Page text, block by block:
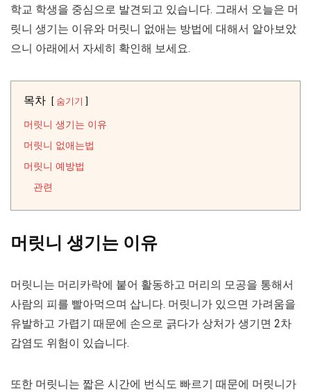
학교 학생을 중심으로 발견되고 있습니다. 그래서 오늘은 머
릿니 생기는 이유와 머릿니 없애는 방법에 대해서 알아보았
으니 아래에서 자세히 확인해 보세요.
목차 숨기기
머릿니 생기는 이유
머릿니 없애는법
머릿니 예방법
관련
머릿니 생기는 이유
머릿니는 머리카락에 붙어 활동하고 머리의 모공을 통해서
사람의 피를 빨아먹으며 삽니다. 머릿니가 있으면 가려움을
유발하고 가렵기 때문에 손으로 긁다가 상처가 생기면 2차
감염도 위험이 있습니다.
또한 머릿니는 짧은 시간에 번식도 빠르기 때문에 머릿니가